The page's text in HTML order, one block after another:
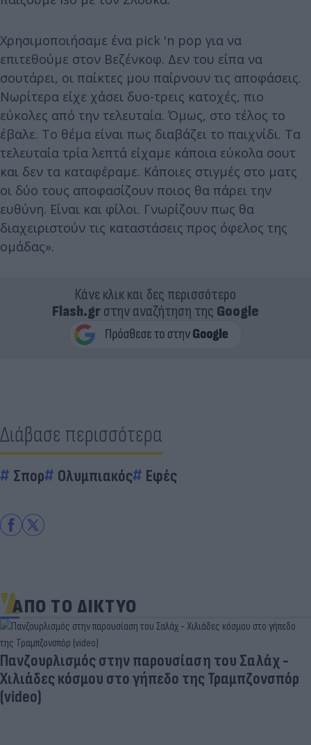
Χρησιμοποιήσαμε ένα pick 'n pop για να
επιτεθούμε στον Βεζένκοφ. Δεν του είπα να
σουτάρει, οι παίκτες μου παίρνουν τις αποφάσεις.
Νωρίτερα είχε χάσει δυο-τρεις κατοχές, πιο
εύκολες από την τελευταία. Όμως, στο τέλος το
έβαλε. Το θέμα είναι πως διαβάζει το παιχνίδι. Τα
τελευταία τρία λεπτά είχαμε κάποια εύκολα σουτ
και δεν τα καταφέραμε. Κάποιες στιγμές στο ματς
οι δύο τους αποφασίζουν ποιος θα πάρει την
ευθύνη. Είναι και φίλοι. Γνωρίζουν πως θα
διαχειριστούν τις καταστάσεις προς όφελος της
ομάδας».
Κάνε κλικ και δες περισσότερο
Flash.grστην αναζήτηση της Google
Διάβασε περισσότερα
Σπορ Ολυμπιακός Εφές
ΑΠΟ ΤΟ ΔΙΚΤΥΟ
Πανζουρλισμός στην παρουσίαση του Σαλάχ -
Χιλιάδες κόσμου στο γήπεδο της Τραμπζονσπόρ
(video)